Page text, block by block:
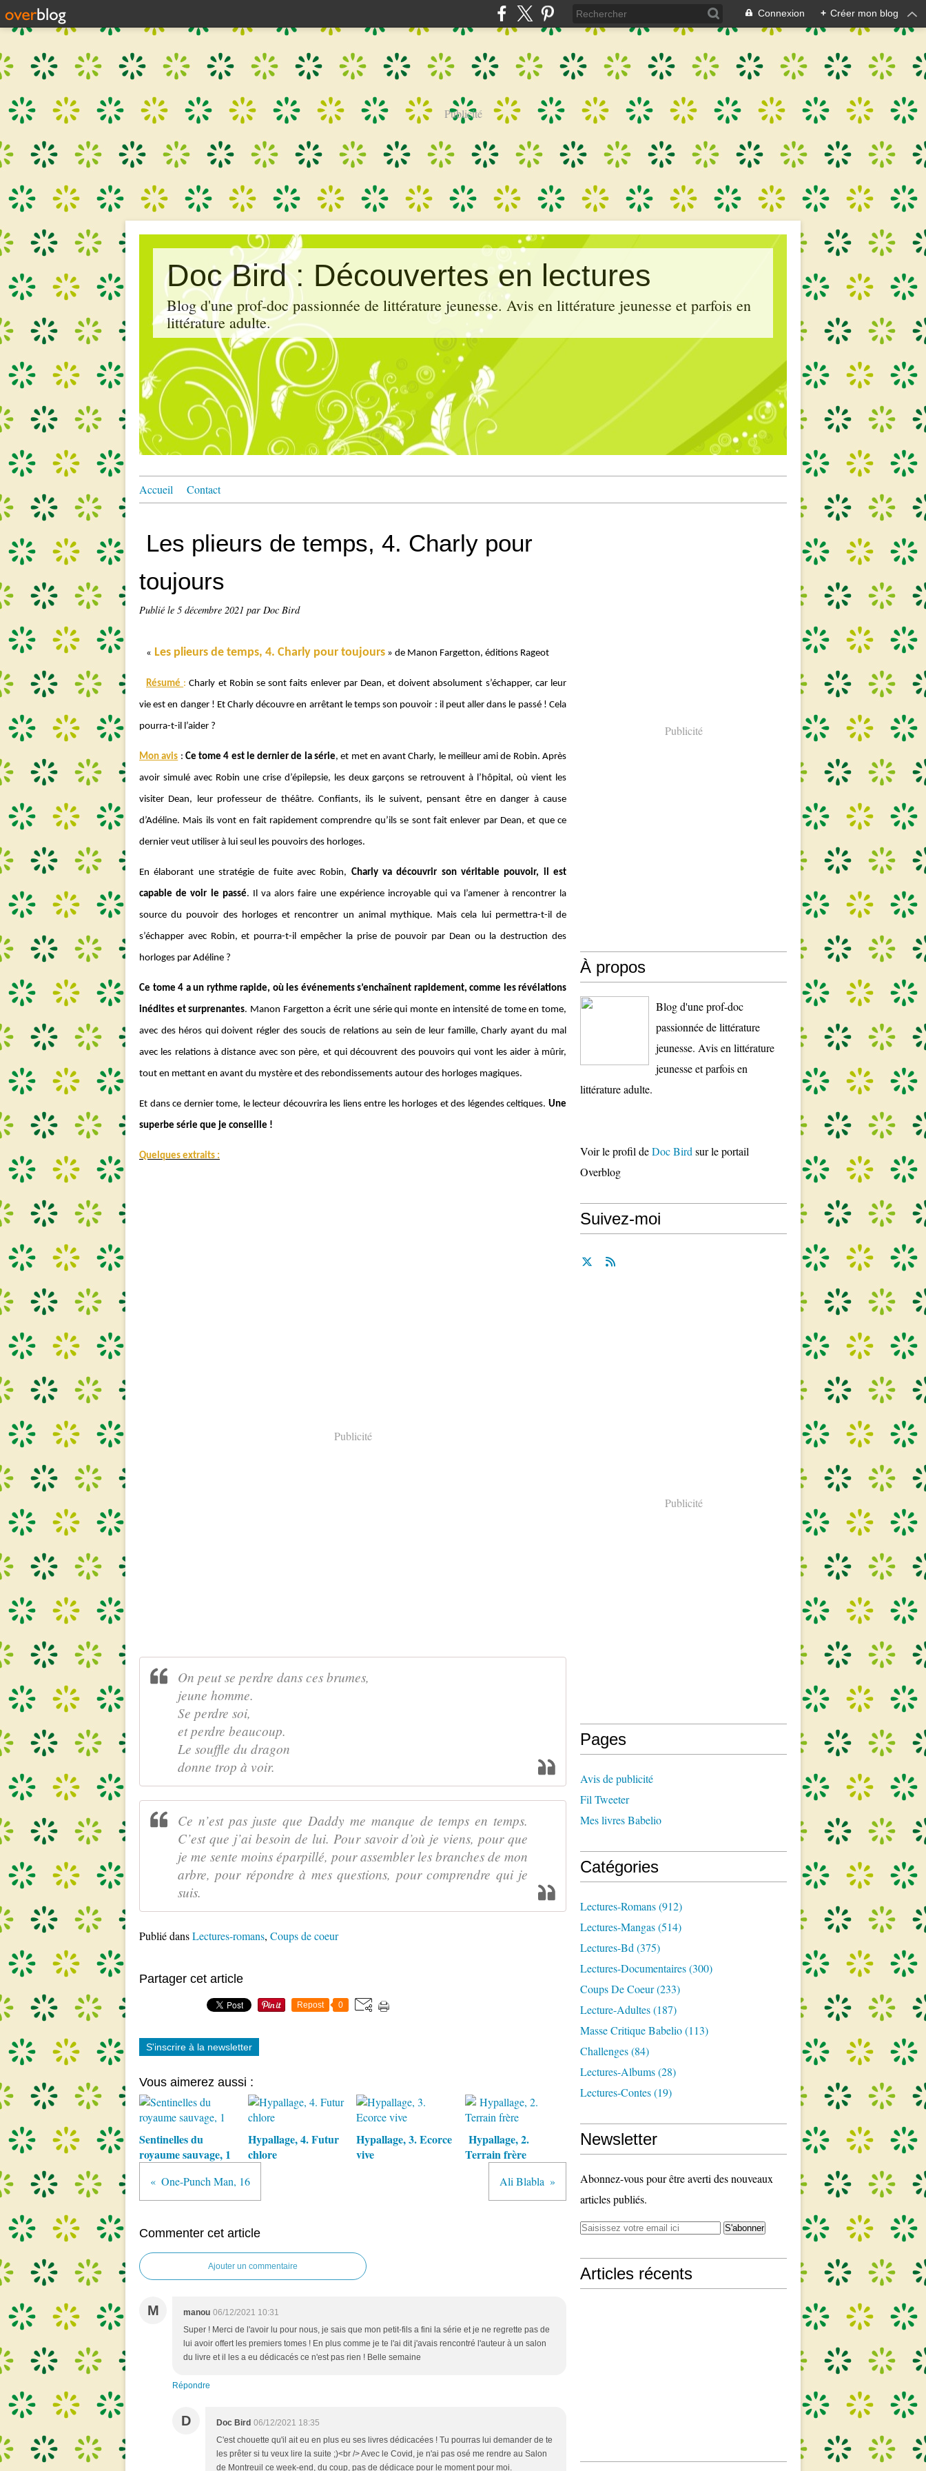
Connexion + Créer mon blog
Publicité
Doc Bird : Découvertes en lectures
Blog d'une prof-doc passionnée de littérature jeunesse. Avis en littérature jeunesse et parfois en
littérature adulte.
Accueil Contact
Les plieurs de temps, 4. Charly pour
toujours
Publié le 5 décembre 2021 par Doc Bird
« Les plieurs de temps, 4. Charly pour toujours » de Manon Fargetton, éditions Rageot
Résumé : Charly et Robin se sont faits enlever par Dean, et doivent absolument s’échapper, car leur
vie est en danger ! Et Charly découvre en arrêtant le temps son pouvoir : il peut aller dans le passé ! Cela
pourra-t-il l’aider ?
Mon avis : Ce tome 4 est le dernier de la série, et met en avant Charly, le meilleur ami de Robin. Après
avoir simulé avec Robin une crise d’épilepsie, les deux garçons se retrouvent à l’hôpital, où vient les
visiter Dean, leur professeur de théâtre. Confiants, ils le suivent, pensant être en danger à cause
d’Adéline. Mais ils vont en fait rapidement comprendre qu’ils se sont fait enlever par Dean, et que ce
dernier veut utiliser à lui seul les pouvoirs des horloges.
En élaborant une stratégie de fuite avec Robin, Charly va découvrir son véritable pouvoir, il est
capable de voir le passé. Il va alors faire une expérience incroyable qui va l’amener à rencontrer la
source du pouvoir des horloges et rencontrer un animal mythique. Mais cela lui permettra-t-il de
s’échapper avec Robin, et pourra-t-il empêcher la prise de pouvoir par Dean ou la destruction des
horloges par Adéline ?
Ce tome 4 a un rythme rapide, où les événements s’enchaînent rapidement, comme les révélations
inédites et surprenantes. Manon Fargetton a écrit une série qui monte en intensité de tome en tome,
avec des héros qui doivent régler des soucis de relations au sein de leur famille, Charly ayant du mal
avec les relations à distance avec son père, et qui découvrent des pouvoirs qui vont les aider à mûrir,
tout en mettant en avant du mystère et des rebondissements autour des horloges magiques.
Et dans ce dernier tome, le lecteur découvrira les liens entre les horloges et des légendes celtiques. Une
superbe série que je conseille !
Quelques extraits :
Publicité
On peut se perdre dans ces brumes,
jeune homme.
Se perdre soi,
et perdre beaucoup.
Le souffle du dragon
donne trop à voir.
Ce n’est pas juste que Daddy me manque de temps en temps.
C’est que j’ai besoin de lui. Pour savoir d’où je viens, pour que
je me sente moins éparpillé, pour assembler les branches de mon
arbre, pour répondre à mes questions, pour comprendre qui je
suis.
Publié dansLectures-romans, Coups de coeur
Partager cet article
Repost 0
S'inscrire à la newsletter
Vous aimerez aussi :
Sentinelles du
royaume sauvage, 1
Hypallage, 4. Futur
chlore
Hypallage, 3. Ecorce
vive
Hypallage, 2.
Terrain frère
One-Punch Man, 16 Ali Blabla
Commenter cet article
Ajouter un commentaire
M manou 06/12/2021 10:31
Super ! Merci de l'avoir lu pour nous, je sais que mon petit-fils a fini la série et je ne regrette pas de
lui avoir offert les premiers tomes ! En plus comme je te l'ai dit j'avais rencontré l'auteur à un salon
du livre et il les a eu dédicacés ce n'est pas rien ! Belle semaine
Répondre
D Doc Bird 06/12/2021 18:35
C'est chouette qu'il ait eu en plus eu ses livres dédicacées ! Tu pourras lui demander de te
les prêter si tu veux lire la suite ;)<br /> Avec le Covid, je n'ai pas osé me rendre au Salon
de Montreuil ce week-end, du coup, pas de dédicace pour le moment pour moi.
Publicité
À propos
Blog d'une prof-doc
passionnée de littérature
jeunesse. Avis en littérature
jeunesse et parfois en
littérature adulte.
Voir le profil deDoc Bird sur le portail
Overblog
Suivez-moi
Publicité
Pages
Avis de publicité
Fil Tweeter
Mes livres Babelio
Catégories
Lectures-Romans(912)
Lectures-Mangas(514)
Lectures-Bd (375)
Lectures-Documentaires(300)
Coups De Coeur(233)
Lecture-Adultes(187)
Masse Critique Babelio(113)
Challenges(84)
Lectures-Albums(28)
Lectures-Contes(19)
Newsletter
Abonnez-vous pour être averti des nouveaux
articles publiés.
Articles récents